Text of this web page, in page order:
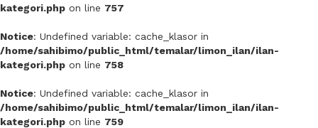
kategori.php on line 757
Notice: Undefined variable: cache_klasor in
/home/sahibimo/public_html/temalar/limon_ilan/ilan-
kategori.php on line 758
Notice: Undefined variable: cache_klasor in
/home/sahibimo/public_html/temalar/limon_ilan/ilan-
kategori.php on line 759